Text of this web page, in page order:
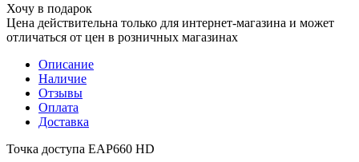
Хочу в подарок
Цена действительна только для интернет-магазина и может
отличаться от цен в розничных магазинах
Описание
Наличие
Отзывы
Оплата
Доставка
Точка доступа EAP660 HD